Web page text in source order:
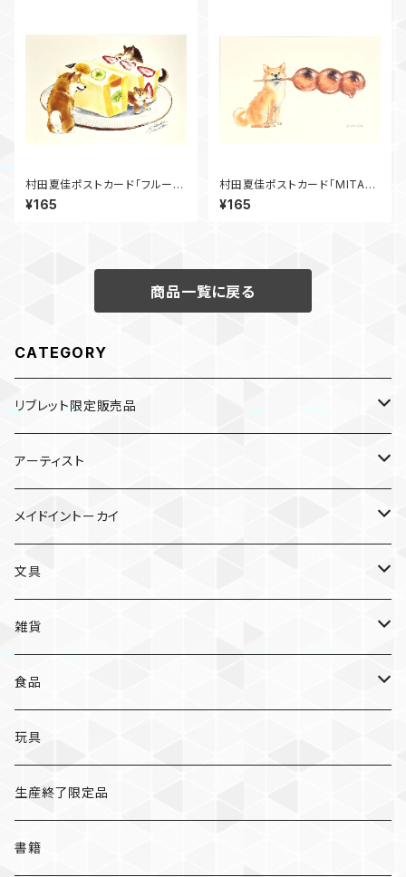
村田夏佳ポストカード「フルーツ
サンド」
¥165
村田夏佳ポストカード「MITAR
ASHIBA」
¥165
商品一覧に戻る
CATEGORY
リブレット限定販売品
雑貨
ガチャガチャ
入浴料
スリッパ
ぬいぐるみ
食品
ラーメン
カレー
文具
ペンケース
メモパッド
アーティスト
村田夏佳
入浴料
ガチャガチャ
NAMIKO
オトンノアトリエ
むらまつしおり
ますこえり
柳原良平
荒井良二
メイドイントーカイ
愛知
岐阜
三重
静岡
文具
ポストカード/カード
クリアファイル
レターセット
そえぶみ箋/遊び箋/小文箋
そえぶみ箋
ポチ袋
雑貨
猫ちゃんアルファベットチャーム
A
B
入浴料
ガチャガチャ
ピンバッジ/缶バッジ
食品
カレー
ラーメン
お菓子
玩具
生産終了限定品
書籍